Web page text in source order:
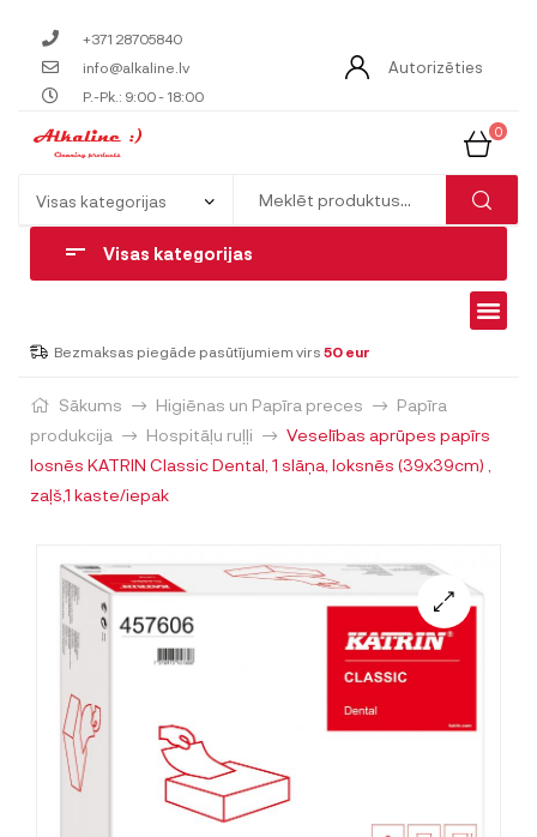
+371 28705840
info@alkaline.lv
P.-Pk.: 9:00 - 18:00
Autorizēties
0
Visas kategorijas
Bezmaksas piegāde pasūtījumiem virs 50 eur
Sākums Higiēnas un Papīra preces
Papīra
produkcija
Hospitāļu ruļļi
Veselības aprūpes papīrs
losnēs KATRIN Classic Dental, 1 slāņa, loksnēs (39x39cm) ,
zaļš,1 kaste/iepak